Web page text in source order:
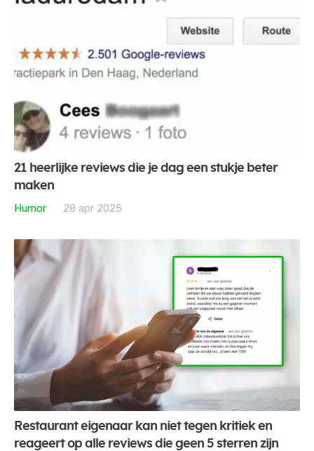
21 heerlijke reviews die je dag een stukje beter
maken
Humor
28 apr 2025
Restaurant eigenaar kan niet tegen kritiek en
reageert op alle reviews die geen 5 sterren zijn